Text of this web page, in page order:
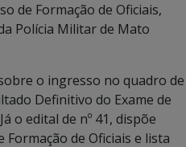
de Formação de Oficiais,
Polícia Militar de Mato
o ingresso no quadro de
Definitivo do Exame de
o edital de nº 41, dispõe
de Oficiais e lista